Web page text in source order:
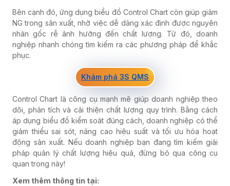
Bên cạnh đó, ứng dụng biểu đồ Control Chart còn giúp giảm
NG trong sản xuất, nhờ việc dễ dàng xác định được nguyên
nhân gốc rễ ảnh hưởng đến chất lượng. Từ đó, doanh
nghiệp nhanh chóng tìm kiếm ra các phương pháp để khắc
phục.
Khám phá 3S QMS
Control Chart là công cụ mạnh mẽ giúp doanh nghiệp theo
dõi, phân tích và cải thiện chất lượng quy trình. Bằng cách
áp dụng biểu đồ kiểm soát đúng cách, doanh nghiệp có thể
giảm thiểu sai sót, nâng cao hiệu suất và tối ưu hóa hoạt
động sản xuất. Nếu doanh nghiệp bạn đang tìm kiếm giải
pháp quản lý chất lượng hiệu quả, đừng bỏ qua công cụ
quan trọng này!
Xem thêm thông tin tại: